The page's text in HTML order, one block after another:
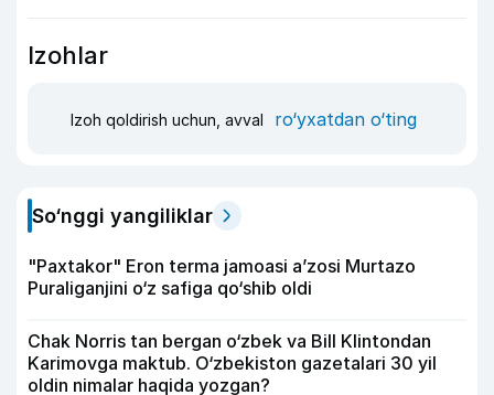
Izohlar
Izoh qoldirish uchun, avval ro‘yxatdan o‘ting
So‘nggi yangiliklar
"Paxtakor" Eron terma jamoasi a’zosi Murtazo
Puraliganjini o‘z safiga qo‘shib oldi
Chak Norris tan bergan o‘zbek va Bill Klintondan
Karimovga maktub. O‘zbekiston gazetalari 30 yil
oldin nimalar haqida yozgan?